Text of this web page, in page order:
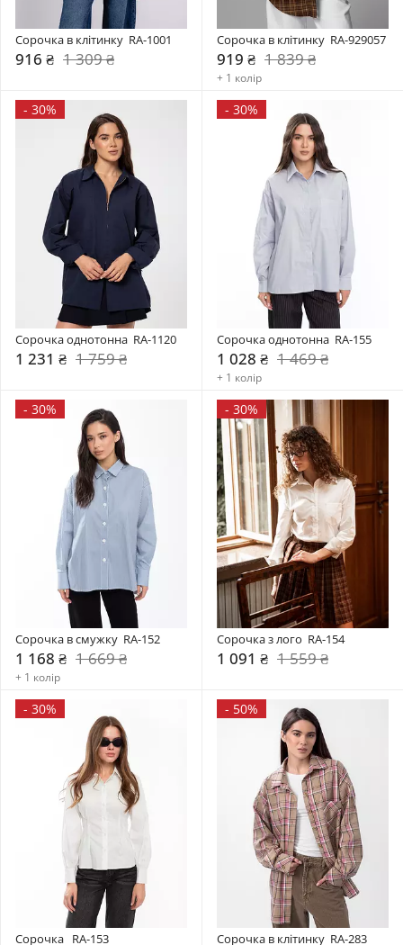
Сорочка в клітинку  RA-1001
916 ₴ 1 309 ₴
Сорочка в клітинку  RA-929057
919 ₴ 1 839 ₴
+ 1 колір
- 30%
Сорочка однотонна  RA-1120
1 231 ₴ 1 759 ₴
- 30%
Сорочка однотонна  RA-155
1 028 ₴ 1 469 ₴
+ 1 колір
- 30%
Сорочка в смужку  RA-152
1 168 ₴ 1 669 ₴
+ 1 колір
- 30%
Сорочка з лого  RA-154
1 091 ₴ 1 559 ₴
- 30%
Сорочка   RA-153
- 50%
Сорочка в клітинку  RA-283